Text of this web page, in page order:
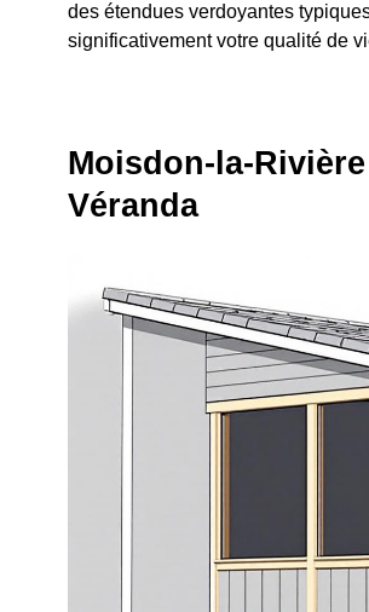
des étendues verdoyantes
significativement votre qualité de
Moisdon-la-
Véranda